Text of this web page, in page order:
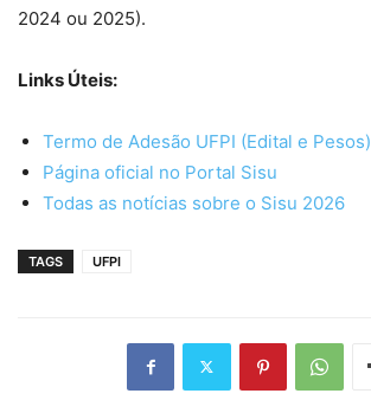
2024 ou 2025).
Links Úteis:
Termo de Adesão UFPI (Edital e Pesos)
Página oficial no Portal Sisu
Todas as notícias sobre o Sisu 2026
TAGS UFPI